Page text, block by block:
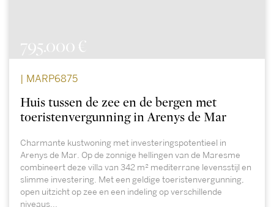
795.000 €
| MARP6875
Huis tussen de zee en de bergen met
toeristenvergunning in Arenys de Mar
Charmante kustwoning met investeringspotentieel in
Arenys de Mar. Op de zonnige hellingen van de Maresme
combineert deze villa van 342 m² mediterrane levensstijl en
slimme investering. Met een geldige toeristenvergunning,
open uitzicht op zee en een indeling op verschillende
niveaus...